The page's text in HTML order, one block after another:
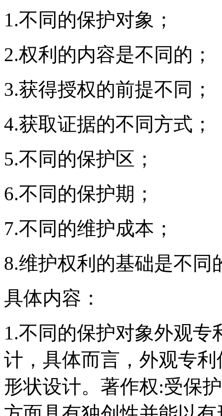
1.不同的保护对象；
2.权利的内容是不同的；
3.获得授权的前提不同；
4.获取证据的不同方式；
5.不同的保护区；
6.不同的保护期；
7.不同的维护成本；
8.维护权利的基础是不同
具体内容：
1.不同的保护对象外观
计，具体而言，外观专
形状设计。著作权:受保